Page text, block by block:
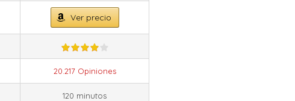
Ver precio
20.217 Opiniones
120 minutos